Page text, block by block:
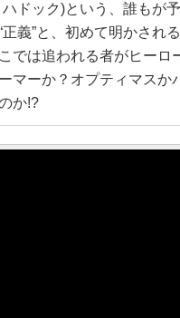
ドック)という、誰もが
正義”と、初めて明かされ
では追われる者がヒー
マーか？オプティマス
か!?